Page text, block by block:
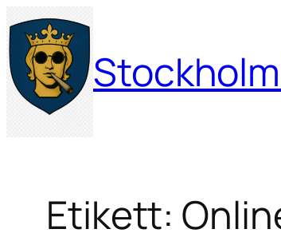
Hoppa
till
innehåll
Etikett: